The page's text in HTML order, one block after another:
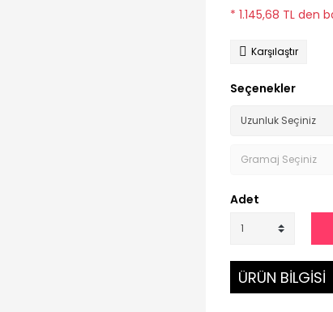
* 1.145,68 TL den
Karşılaştır
Seçenekler
Adet
ÜRÜN BİLGİSİ